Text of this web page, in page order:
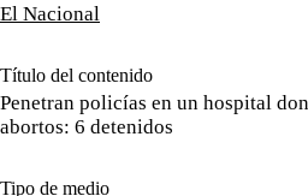
El Nacional
Título del contenido
Penetran policías en un hospital
abortos: 6 detenidos
Tipo de medio